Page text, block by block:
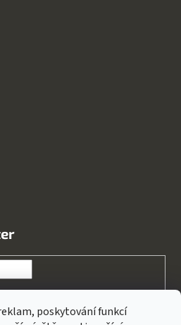
poskytování funkcí